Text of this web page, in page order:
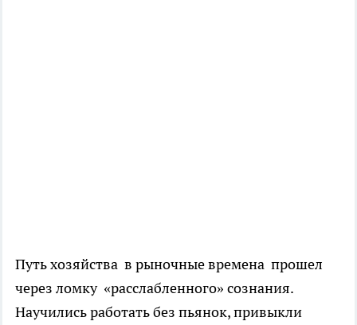
Путь хозяйства в рыночные времена прошел
через ломку «расслабленного» сознания.
Научились работать без пьянок, привыкли